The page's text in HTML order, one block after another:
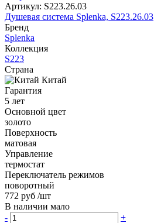
Артикул: S223.26.03
Душевая система Splenka, S223.26.03
Бренд
Splenka
Коллекция
S223
Страна
Китай
Гарантия
5 лет
Основной цвет
золото
Поверхность
матовая
Управление
термостат
Переключатель режимов
поворотный
772 руб /шт
В наличии мало
-
+